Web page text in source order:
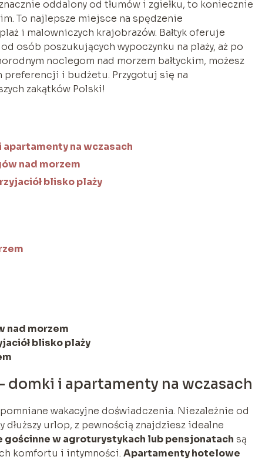
oddalony od tłumów i zgiełku, to koniecznie
To najlepsze miejsce na spędzenie
i malowniczych krajobrazów. Bałtyk oferuje
osób poszukujących wypoczynku na plaży, aż po
noclegom nad morzem bałtyckim, możesz
i budżetu. Przygotuj się na
zakątków Polski!
na wczasach
nad morzem
blisko plaży
nad morzem
blisko plaży
domki i apartamenty na wczasach
wakacyjne doświadczenia. Niezależnie od
urlop, z pewnością znajdziesz idealne
gościnne w agroturystykach lub pensjonatach są
komfortu i intymności. Apartamenty hotelowe